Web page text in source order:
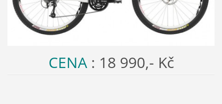
CENA : 18 990,- Kč